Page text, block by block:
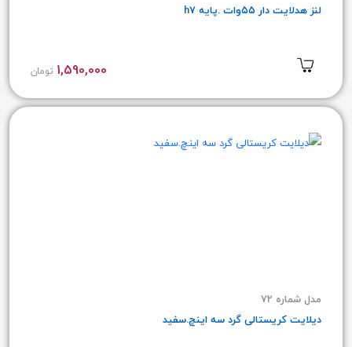
لنز هدلایت دار ۵۵وات .پایه h7
1,590,000 تومان
مدل شماره 72
دیلایت کریستالی گرد سه اینچ.سفید